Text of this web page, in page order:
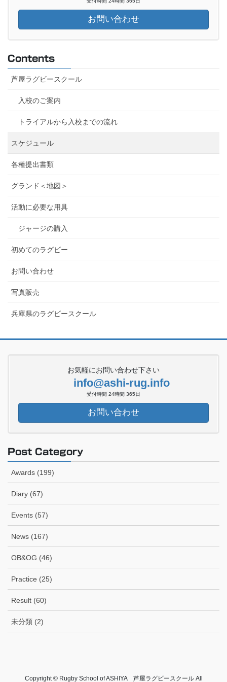
お問い合わせ
Contents
芦屋ラグビースクール
入校のご案内
トライアルから入校までの流れ
スケジュール
各種提出書類
グランド＜地図＞
活動に必要な用具
ジャージの購入
初めてのラグビー
お問い合わせ
写真販売
兵庫県のラグビースクール
お気軽にお問い合わせ下さい
info@ashi-rug.info
受付時間 24時間 365日
お問い合わせ
Post Category
Awards (199)
Diary (67)
Events (57)
News (167)
OB&OG (46)
Practice (25)
Result (60)
未分類 (2)
Copyright © Rugby School of ASHIYA 芦屋ラグビースクール All